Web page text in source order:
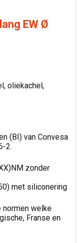
EW Ø
oliekachel,
(BI) van Convesa
2.
zonder
met siliconering
normen welke
Franse en